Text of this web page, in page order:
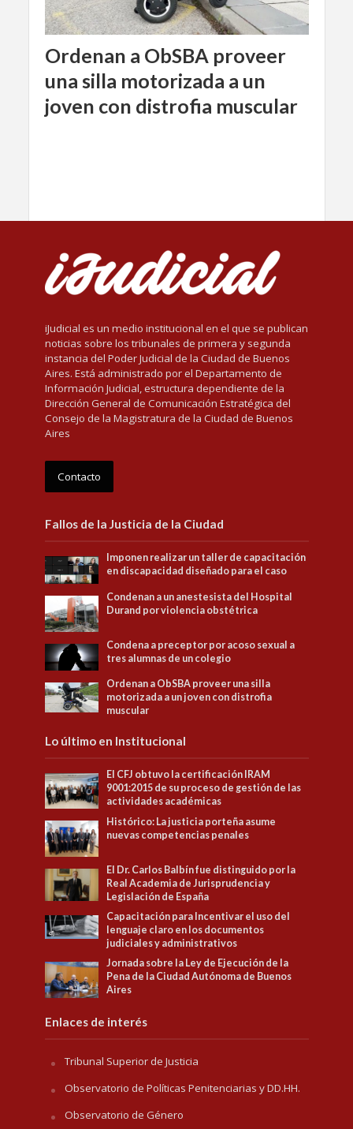
Ordenan a ObSBA proveer
una silla motorizada a un
joven con distrofia muscular
iJudicial es un medio institucional en el que se publican
noticias sobre los tribunales de primera y segunda
instancia del Poder Judicial de la Ciudad de Buenos
Aires. Está administrado por el Departamento de
Información Judicial, estructura dependiente de la
Dirección General de Comunicación Estratégica del
Consejo de la Magistratura de la Ciudad de Buenos
Aires
Contacto
Fallos de la Justicia de la Ciudad
Imponen realizar un taller de capacitación
en discapacidad diseñado para el caso
Condenan a un anestesista del Hospital
Durand por violencia obstétrica
Condena a preceptor por acoso sexual a
tres alumnas de un colegio
Ordenan a ObSBA proveer una silla
motorizada a un joven con distrofia
muscular
Lo último en Institucional
El CFJ obtuvo la certificación IRAM
9001:2015 de su proceso de gestión de las
actividades académicas
Histórico: La justicia porteña asume
nuevas competencias penales
El Dr. Carlos Balbín fue distinguido por la
Real Academia de Jurisprudencia y
Legislación de España
Capacitación para Incentivar el uso del
lenguaje claro en los documentos
judiciales y administrativos
Jornada sobre la Ley de Ejecución de la
Pena de la Ciudad Autónoma de Buenos
Aires
Enlaces de interés
Tribunal Superior de Justicia
Observatorio de Políticas Penitenciarias y DD.HH.
Observatorio de Género